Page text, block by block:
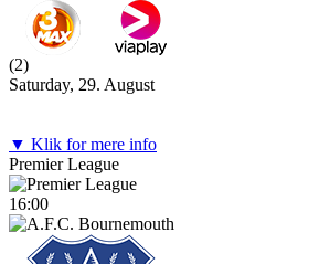
(2)
Saturday, 29. August
▼ Klik for mere info
Premier League
16:00